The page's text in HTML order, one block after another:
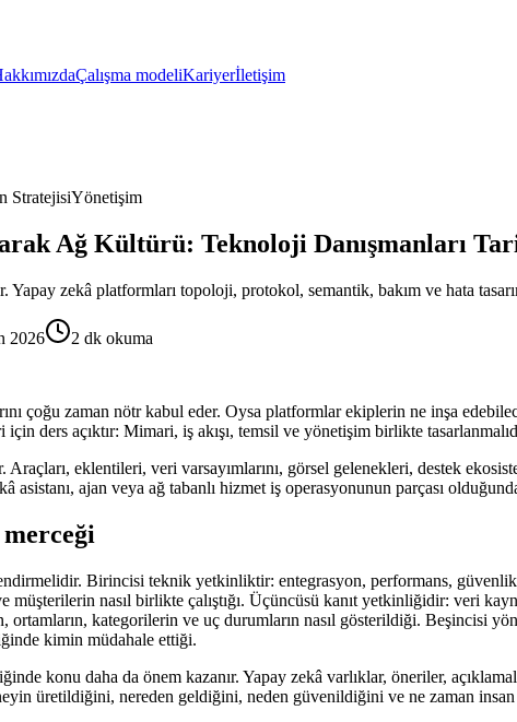
Çalışma modeliKariyerİletişim
StratejisiYönetişim
Ağ Kültürü: Teknoloji Danışmanları
zekâ platformları topoloji, protokol, semantik, bakım ve hata
2026 2 dk okuma
çoğu zaman nötr kabul eder. Oysa platformlar ekiplerin ne inşa
ders açıktır: Mimari, iş akışı, temsil ve yönetişim birlikte
eklentileri, veri varsayımlarını, görsel gelenekleri, destek
asistanı, ajan veya ağ tabanlı hizmet iş operasyonunun parçası
Birincisi teknik yetkinliktir: entegrasyon, performans,
müşterilerin nasıl birlikte çalıştığı. Üçüncüsü kanıt yetkinliğidir: veri
ortamların, kategorilerin ve uç durumların nasıl gösterildiği. Beşincisi
kimin müdahale ettiği.
konu daha da önem kazanır. Yapay zekâ varlıklar, öneriler,
üretildiğini, nereden geldiğini, neden güvenildiğini ve ne zaman